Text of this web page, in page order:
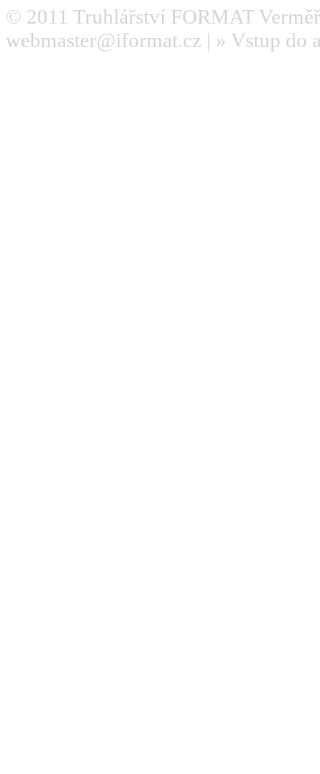
© 2011 Truhlářství FORMAT
webmaster@iformat.cz | » Vstup do